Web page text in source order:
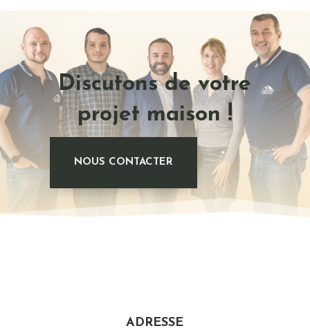
Discutons de votre
projet maison !
NOUS CONTACTER
ADRESSE